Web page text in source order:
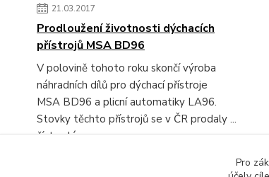
21.03.2017
Prodloužení životnosti dýchacích
přístrojů MSA BD96
V polovině tohoto roku skončí výroba
náhradních dílů pro dýchací přístroje
MSA BD96 a plicní automatiky LA96.
Stovky těchto přístrojů se v ČR prodaly ...
číst celé
Pro